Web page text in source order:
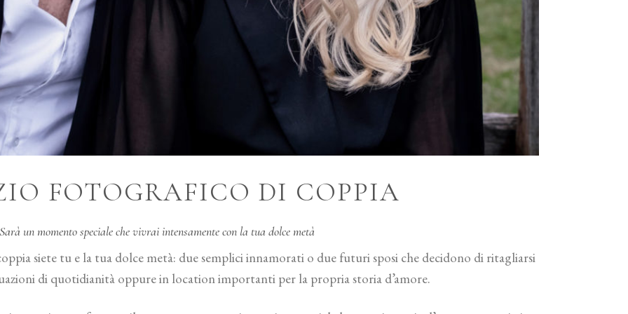
FOTOGRAFICO DI COPPIA
un momento speciale che vivrai intensamente con la tua dolce metà
siete tu e la tua dolce metà: due semplici innamorati o due futuri sposi che decidono di ritagliarsi
di quotidianità oppure in location importanti per la propria storia d’amore.